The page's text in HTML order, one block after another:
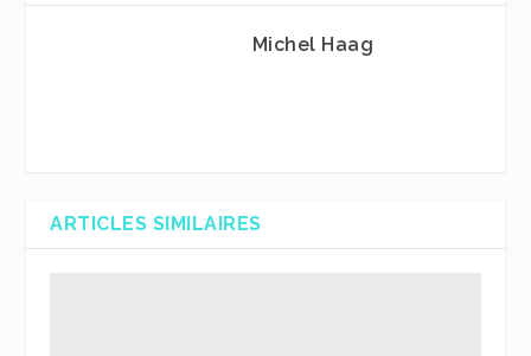
Michel Haag
ARTICLES SIMILAIRES